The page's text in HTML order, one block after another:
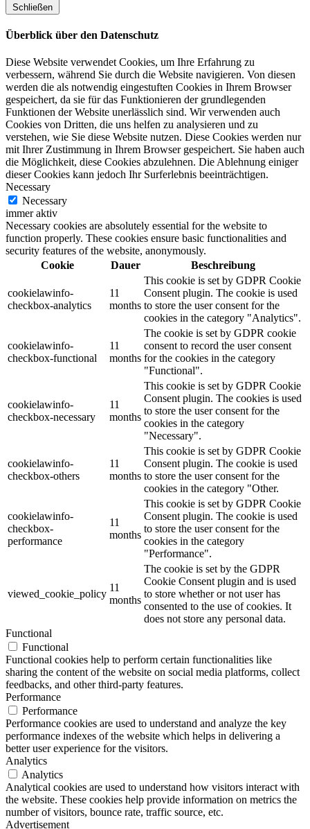
Schließen
Überblick über den Datenschutz
Diese Website verwendet Cookies, um Ihre Erfahrung zu
verbessern, während Sie durch die Website navigieren. Von diesen
werden die als notwendig eingestuften Cookies in Ihrem Browser
gespeichert, da sie für das Funktionieren der grundlegenden
Funktionen der Website unerlässlich sind. Wir verwenden auch
Cookies von Dritten, die uns helfen zu analysieren und zu
verstehen, wie Sie diese Website nutzen. Diese Cookies werden nur
mit Ihrer Zustimmung in Ihrem Browser gespeichert. Sie haben auch
die Möglichkeit, diese Cookies abzulehnen. Die Ablehnung einiger
dieser Cookies kann jedoch Ihr Surferlebnis beeinträchtigen.
Necessary
Necessary
immer aktiv
Necessary cookies are absolutely essential for the website to
function properly. These cookies ensure basic functionalities and
security features of the website, anonymously.
Cookie
Dauer Beschreibung
cookielawinfo-
checkbox-analytics
11
months
This cookie is set by GDPR Cookie
Consent plugin. The cookie is used
to store the user consent for the
cookies in the category "Analytics".
cookielawinfo-
checkbox-functional
11
months
The cookie is set by GDPR cookie
consent to record the user consent
for the cookies in the category
"Functional".
cookielawinfo-
checkbox-necessary
11
months
This cookie is set by GDPR Cookie
Consent plugin. The cookies is used
to store the user consent for the
cookies in the category
"Necessary".
cookielawinfo-
checkbox-others
11
months
This cookie is set by GDPR Cookie
Consent plugin. The cookie is used
to store the user consent for the
cookies in the category "Other.
cookielawinfo-
checkbox-
performance
11
months
This cookie is set by GDPR Cookie
Consent plugin. The cookie is used
to store the user consent for the
cookies in the category
"Performance".
viewed_cookie_policy
11
months
The cookie is set by the GDPR
Cookie Consent plugin and is used
to store whether or not user has
consented to the use of cookies. It
does not store any personal data.
Functional
Functional
Functional cookies help to perform certain functionalities like
sharing the content of the website on social media platforms, collect
feedbacks, and other third-party features.
Performance
Performance
Performance cookies are used to understand and analyze the key
performance indexes of the website which helps in delivering a
better user experience for the visitors.
Analytics
Analytics
Analytical cookies are used to understand how visitors interact with
the website. These cookies help provide information on metrics the
number of visitors, bounce rate, traffic source, etc.
Advertisement